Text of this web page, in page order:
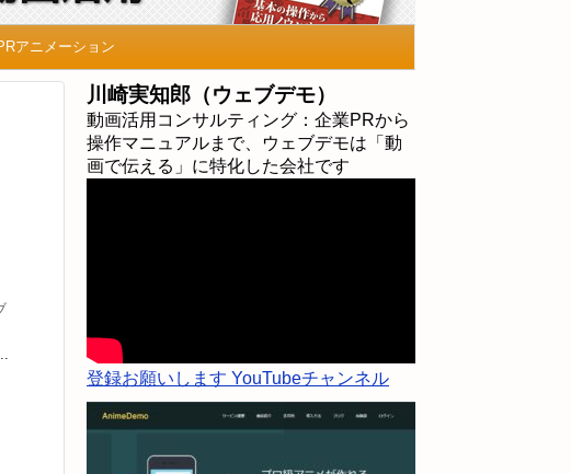
アニメーション
川崎実知郎（ウェブデモ）
動画活用コンサルティング：企業PRから
操作マニュアルまで、ウェブデモは「動
画で伝える」に特化した会社です
登録お願いします YouTubeチャンネル